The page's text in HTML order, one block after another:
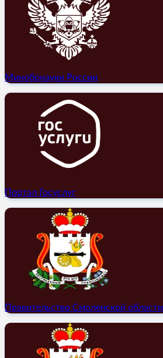
Минобрнауки России
Портал Госуслуг
Правительство Смоленской области